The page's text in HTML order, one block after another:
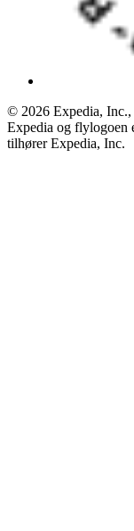
© 2026 Expedia, Inc.,
Expedia og flylogoen
tilhører Expedia, Inc.